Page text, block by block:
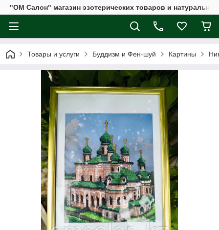
"ОМ Салон" магазин эзотерических товаров и
Товары и услуги Буддизм и Фен-шуй Картины